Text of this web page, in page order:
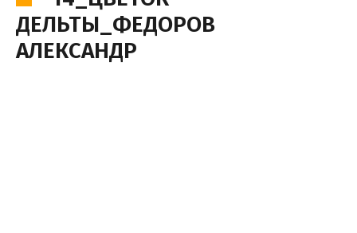
ДЕЛЬТЫ_ФЕДОРОВ
АЛЕКСАНДР